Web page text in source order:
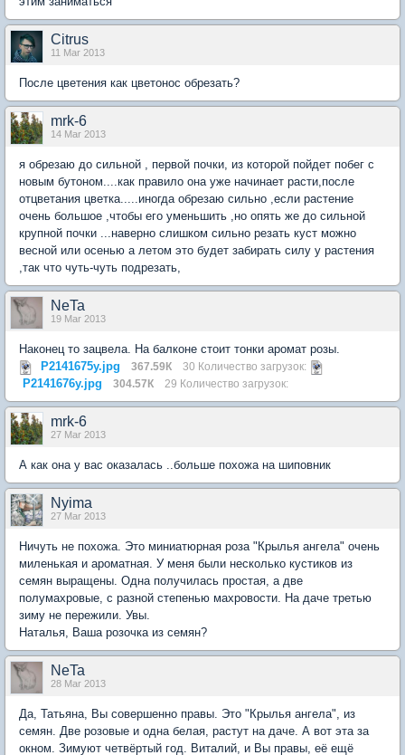
Citrus
11 Mar 2013
После цветения как цветонос обрезать?
mrk-6
14 Mar 2013
я обрезаю до сильной , первой почки, из которой пойдет побег с
новым бутоном....как правило она уже начинает расти,после
отцветания цветка.....иногда обрезаю сильно ,если растение
очень большое ,чтобы его уменьшить ,но опять же до сильной
крупной почки ...наверно слишком сильно резать куст можно
весной или осенью а летом это будет забирать силу у растения
,так что чуть-чуть подрезать,
NeTa
19 Mar 2013
Наконец то зацвела. На балконе стоит тонки аромат розы.
P2141675у.jpg
367.59К 30 Количество загрузок:
P2141676у.jpg 304.57К 29 Количество загрузок:
mrk-6
27 Mar 2013
А как она у вас оказалась ..больше похожа на шиповник
Nyima
27 Mar 2013
Ничуть не похожа. Это миниатюрная роза "Крылья ангела" очень
миленькая и ароматная. У меня были несколько кустиков из
семян выращены. Одна получилась простая, а две
полумахровые, с разной степенью махровости. На даче третью
зиму не пережили. Увы.
Наталья, Ваша розочка из семян?
NeTa
28 Mar 2013
Да, Татьяна, Вы совершенно правы. Это "Крылья ангела", из
семян. Две розовые и одна белая, растут на даче. А вот эта за
окном. Зимуют четвёртый год. Виталий, и Вы правы, её ещё